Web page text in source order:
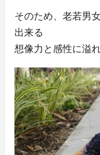
そのため、老若男
出来る
想像力と感性に溢